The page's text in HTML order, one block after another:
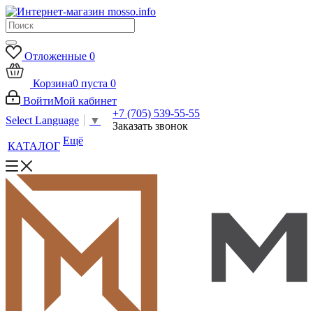
Отложенные 0
Корзина0 пуста 0
ВойтиМой кабинет
Select Language
▼
+7 (705) 539-55-55
Заказать звонок
КАТАЛОГ Ещё